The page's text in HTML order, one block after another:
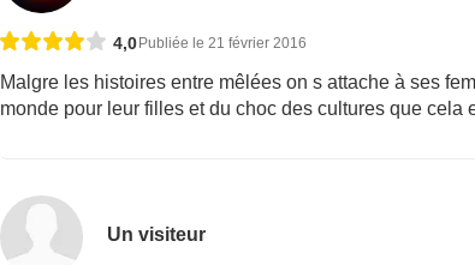
4,0Publiée le 21 février 2016
Malgre les histoires entre mêlées on s attache à ses
monde pour leur filles et du choc des cultures que cela
Un visiteur